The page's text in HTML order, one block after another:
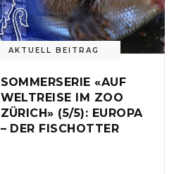
AKTUELL BEITRAG
SOMMERSERIE «AUF
WELTREISE IM ZOO
ZÜRICH» (5/5): EUROPA
– DER FISCHOTTER